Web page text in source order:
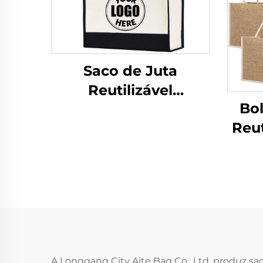
Saco de Juta
Reutilizável